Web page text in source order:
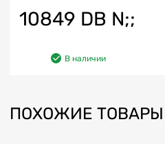
10849 DB N;;
В наличии
ПОХОЖИЕ ТОВАРЫ